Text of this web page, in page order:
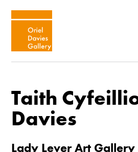
Taith
Davies
Lady Lever Art